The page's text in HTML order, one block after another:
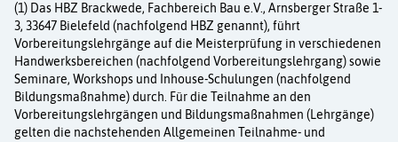
Über uns
Service
UNTERNEHMEN
(1) Das HBZ Brackwede, Fachbereich Bau e.V., Arnsberger Straße 1-
3, 33647 Bielefeld (nachfolgend HBZ genannt), führt
Vorbereitungslehrgänge auf die Meisterprüfung in verschiedenen
Handwerksbereichen (nachfolgend Vorbereitungslehrgang) sowie
Seminare, Workshops und Inhouse-Schulungen (nachfolgend
Bildungsmaßnahme) durch. Für die Teilnahme an den
Vorbereitungslehrgängen und Bil­dungsmaßnahmen (Lehrgänge)
gelten die nachstehenden Allgemeinen Teilnahme- und